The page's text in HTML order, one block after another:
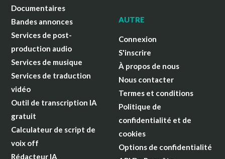
Documentaires
Bandes annonces
Services de post-
production audio
Services de musique
Services de traduction
vidéo
Outil de transcription IA
gratuit
Calculateur de script de
voix off
Rédacteur IA
AUTRE
Connexion
S'inscrire
À propos de nous
Nous contacter
Termes et conditions
Politique de
confidentialité et de
cookies
Options de confidentialité